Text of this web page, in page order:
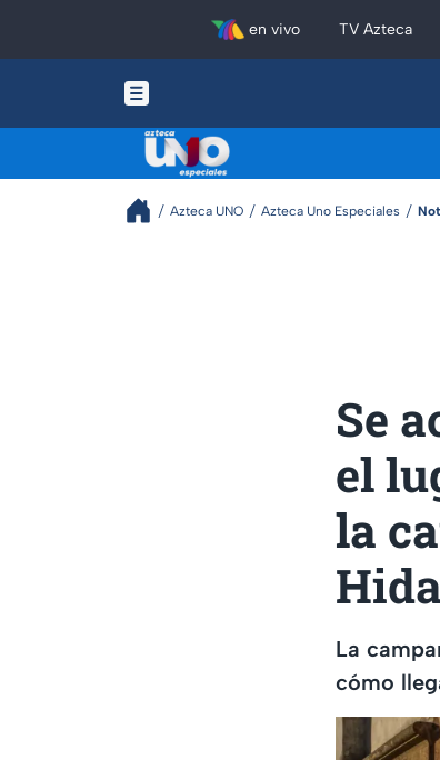
en vivo TV Azteca
Azteca UNO Azteca Uno Especiales
Se
el
la
La
cómo